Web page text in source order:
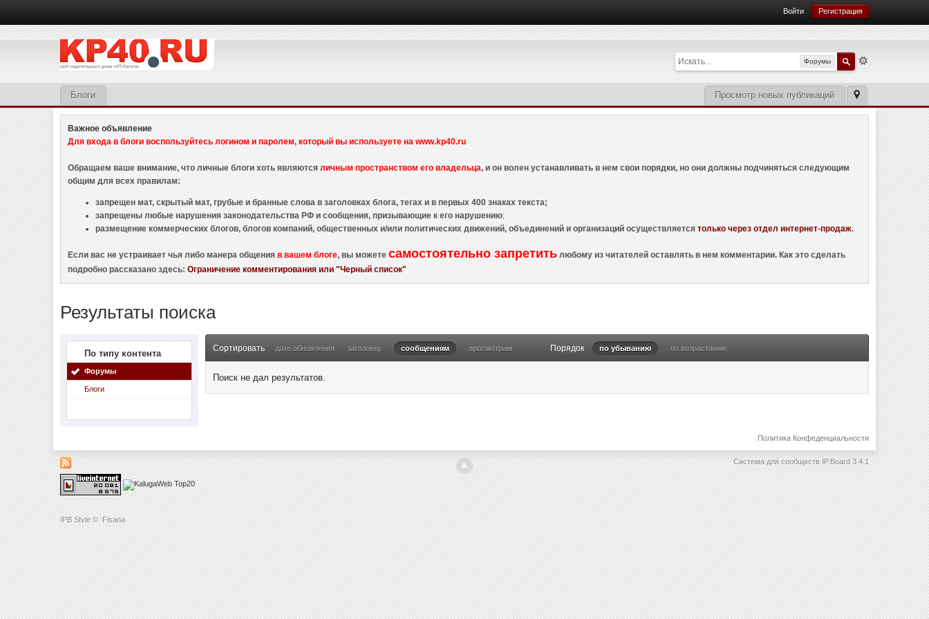
IPB Style © Fisana
Войти Регистрация
Форумы
Просмотр новых публикаций
Блоги
Важное объявление
Для входа в блоги воспользуйтесь логином и паролем, который вы используете на www.kp40.ru
Обращаем ваше внимание, что личные блоги хоть являютсяличным пространством его владельца, и он волен устанавливать в нем свои порядки, но они должны подчиняться следующим
общим для всех правилам:
запрещен мат, скрытый мат, грубые и бранные слова в заголовках блога, тегах и в первых 400 знаках текста;
запрещены любые нарушения законодательства РФ и сообщения, призывающие к его нарушению;
размещение коммерческих блогов, блогов компаний, общественных и/или политических движений, объединений и организаций осуществляетсятолько через отдел интернет-продаж.
Если вас не устраивает чья либо манера общенияв вашем блоге, вы можетесамостоятельно запретить любому из читателей оставлять в нем комментарии. Как это сделать
подробно рассказано здесь:Ограничение комментирования или "Черный список"
Результаты поиска
По типу контента
Форумы
Блоги
Сортировать дате обновления заголовку сообщениям просмотрам Порядок по убыванию по возрастанию
Поиск не дал результатов.
Политика Конфеденциальности
Система для сообществ IP.Board 3.4.1